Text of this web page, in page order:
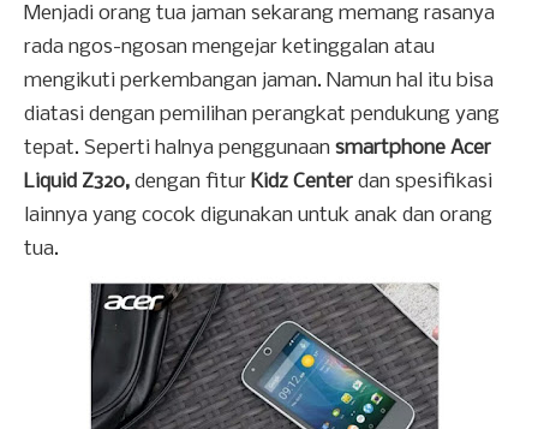
Menjadi orang tua jaman sekarang memang rasanya
rada ngos-ngosan mengejar ketinggalan atau
mengikuti perkembangan jaman. Namun hal itu bisa
diatasi dengan pemilihan perangkat pendukung yang
tepat. Seperti halnya penggunaan smartphone Acer
Liquid Z320, dengan fitur Kidz Center dan spesifikasi
lainnya yang cocok digunakan untuk anak dan orang
tua.